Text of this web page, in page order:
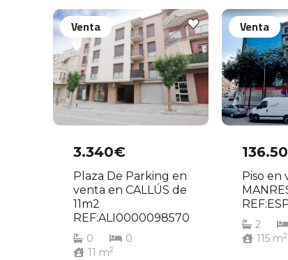
3.340€
Plaza De Parking en
venta en CALLÚS de
11m2
REF:ALI0000098570
0
0
11 m2
Venta
Piso en
2
115 m2
Venta